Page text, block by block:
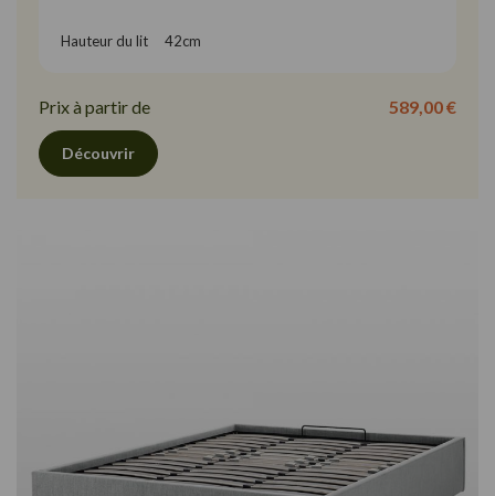
Hauteur du lit     42cm
Prix à partir de 589,00 €
Découvrir